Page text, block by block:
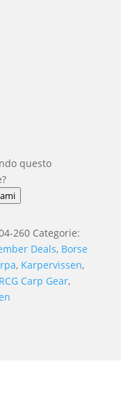
questo
260 Categorie:
Deals, Borse
, Karpervissen,
RCG Carp Gear,